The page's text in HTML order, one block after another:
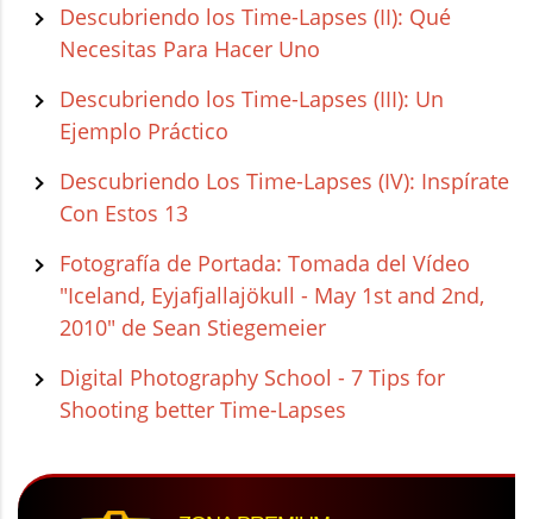
Descubriendo los Time-Lapses (II): Qué
Necesitas Para Hacer Uno
Descubriendo los Time-Lapses (III): Un
Ejemplo Práctico
Descubriendo Los Time-Lapses (IV): Inspírate
Con Estos 13
Fotografía de Portada: Tomada del Vídeo
"Iceland, Eyjafjallajökull - May 1st and 2nd,
2010" de Sean Stiegemeier
Digital Photography School - 7 Tips for
Shooting better Time-Lapses